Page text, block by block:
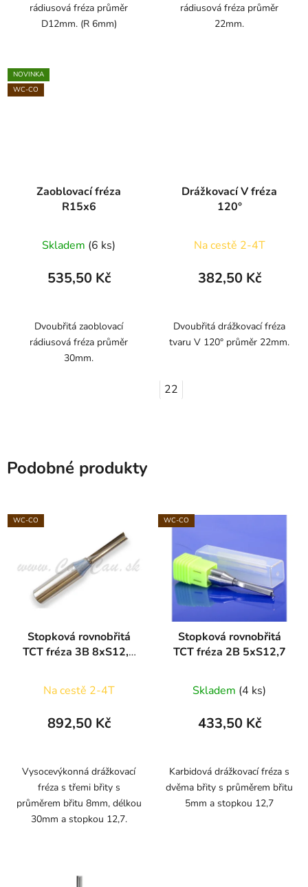
rádiusová fréza průměr
D12mm. (R 6mm)
rádiusová fréza průměr
22mm.
NOVINKA
WC-CO
Zaoblovací fréza
R15x6
Skladem (6 ks)
535,50 Kč
Dvoubřitá zaoblovací
rádiusová fréza průměr
30mm.
Drážkovací V fréza
120°
Na cestě 2-4T
382,50 Kč
Dvoubřitá drážkovací fréza
tvaru V 120° průměr 22mm.
22
Podobné produkty
WC-CO
Stopková rovnobřitá
TCT fréza 3B 8xS12,7
Na cestě 2-4T
892,50 Kč
Vysocevýkonná drážkovací
fréza s třemi břity s
průměrem břitu 8mm, délkou
30mm a stopkou 12,7.
WC-CO
Stopková rovnobřitá
TCT fréza 2B 5xS12,7
Skladem (4 ks)
433,50 Kč
Karbidová drážkovací fréza s
dvěma břity s průměrem břitu
5mm a stopkou 12,7